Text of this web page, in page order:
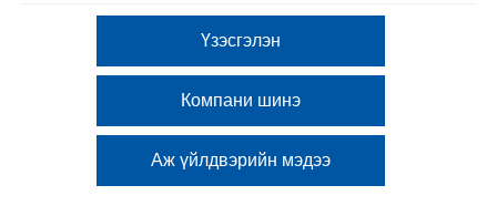
Үзэсгэлэн
Компани шинэ
Аж үйлдвэрийн мэдээ